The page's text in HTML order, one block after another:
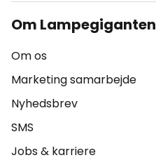
Om Lampegiganten
Om os
Marketing samarbejde
Nyhedsbrev
SMS
Jobs & karriere